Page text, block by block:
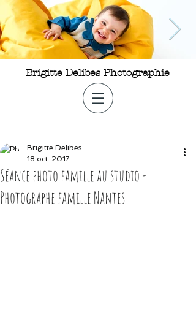
Photographe enfant Nantes
44 Photographe bébé 44
Photographe enfant Nantes 44
Brigitte Delibes Photographie
Séance photo famille au studio -
Photographe famille Nantes
Brigitte Delibes
18 oct. 2017